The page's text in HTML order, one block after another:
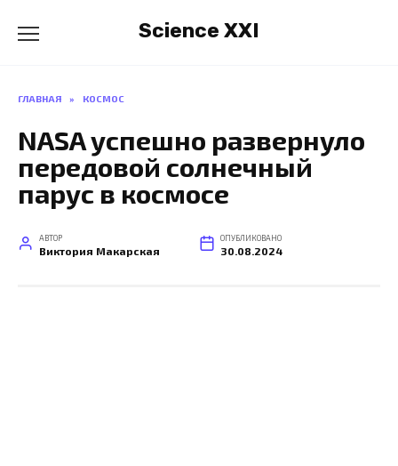
содержанию
Science XXI
ГЛАВНАЯ » КОСМОС
NASA успешно развернуло
передовой солнечный
парус в космосе
АВТОР
Виктория Макарская
ОПУБЛИКОВАНО
30.08.2024